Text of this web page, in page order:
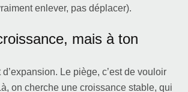
enlever, pas déplacer).
mais à ton
Le piège, c’est de vouloir
on cherche une croissance stable, qui